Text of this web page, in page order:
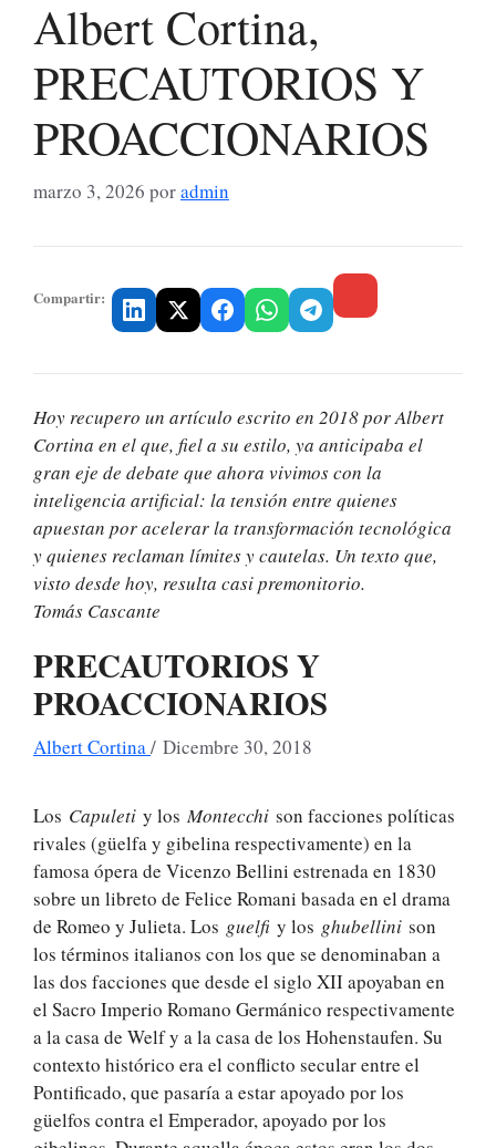
Albert Cortina,
PRECAUTORIOS Y
PROACCIONARIOS
marzo 3, 2026 poradmin
Compartir:
Hoy recupero un artículo escrito en 2018 por Albert
Cortina en el que, fiel a su estilo, ya anticipaba el
gran eje de debate que ahora vivimos con la
inteligencia artificial: la tensión entre quienes
apuestan por acelerar la transformación tecnológica
y quienes reclaman límites y cautelas. Un texto que,
visto desde hoy, resulta casi premonitorio.
Tomás Cascante
PRECAUTORIOS Y
PROACCIONARIOS
Albert Cortina/ Dicembre 30, 2018
Los Capuleti y losMontecchi son facciones políticas
rivales (güelfa y gibelina respectivamente) en la
famosa ópera de Vicenzo Bellini estrenada en 1830
sobre un libreto de Felice Romani basada en el drama
de Romeo y Julieta. Los guelfi y los ghubellini son
los términos italianos con los que se denominaban a
las dos facciones que desde el siglo XII apoyaban en
el Sacro Imperio Romano Germánico respectivamente
a la casa de Welf y a la casa de los Hohenstaufen. Su
contexto histórico era el conflicto secular entre el
Pontificado, que pasaría a estar apoyado por los
güelfos contra el Emperador, apoyado por los